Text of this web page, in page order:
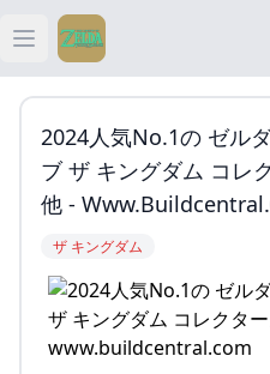
Open main menu
ティ
ティア
ティア
2024人気No.1の ゼル
ブ ザ キングダム コレ
他 -
ザ キングダム